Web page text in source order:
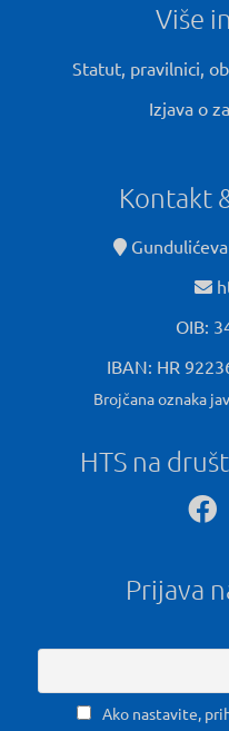
Više
Statut, pravilnici,
Izjava o
Kontakt
OIB:
IBAN: HR
Brojčana oznaka
HTS na
Prijava
Ako nastavite,